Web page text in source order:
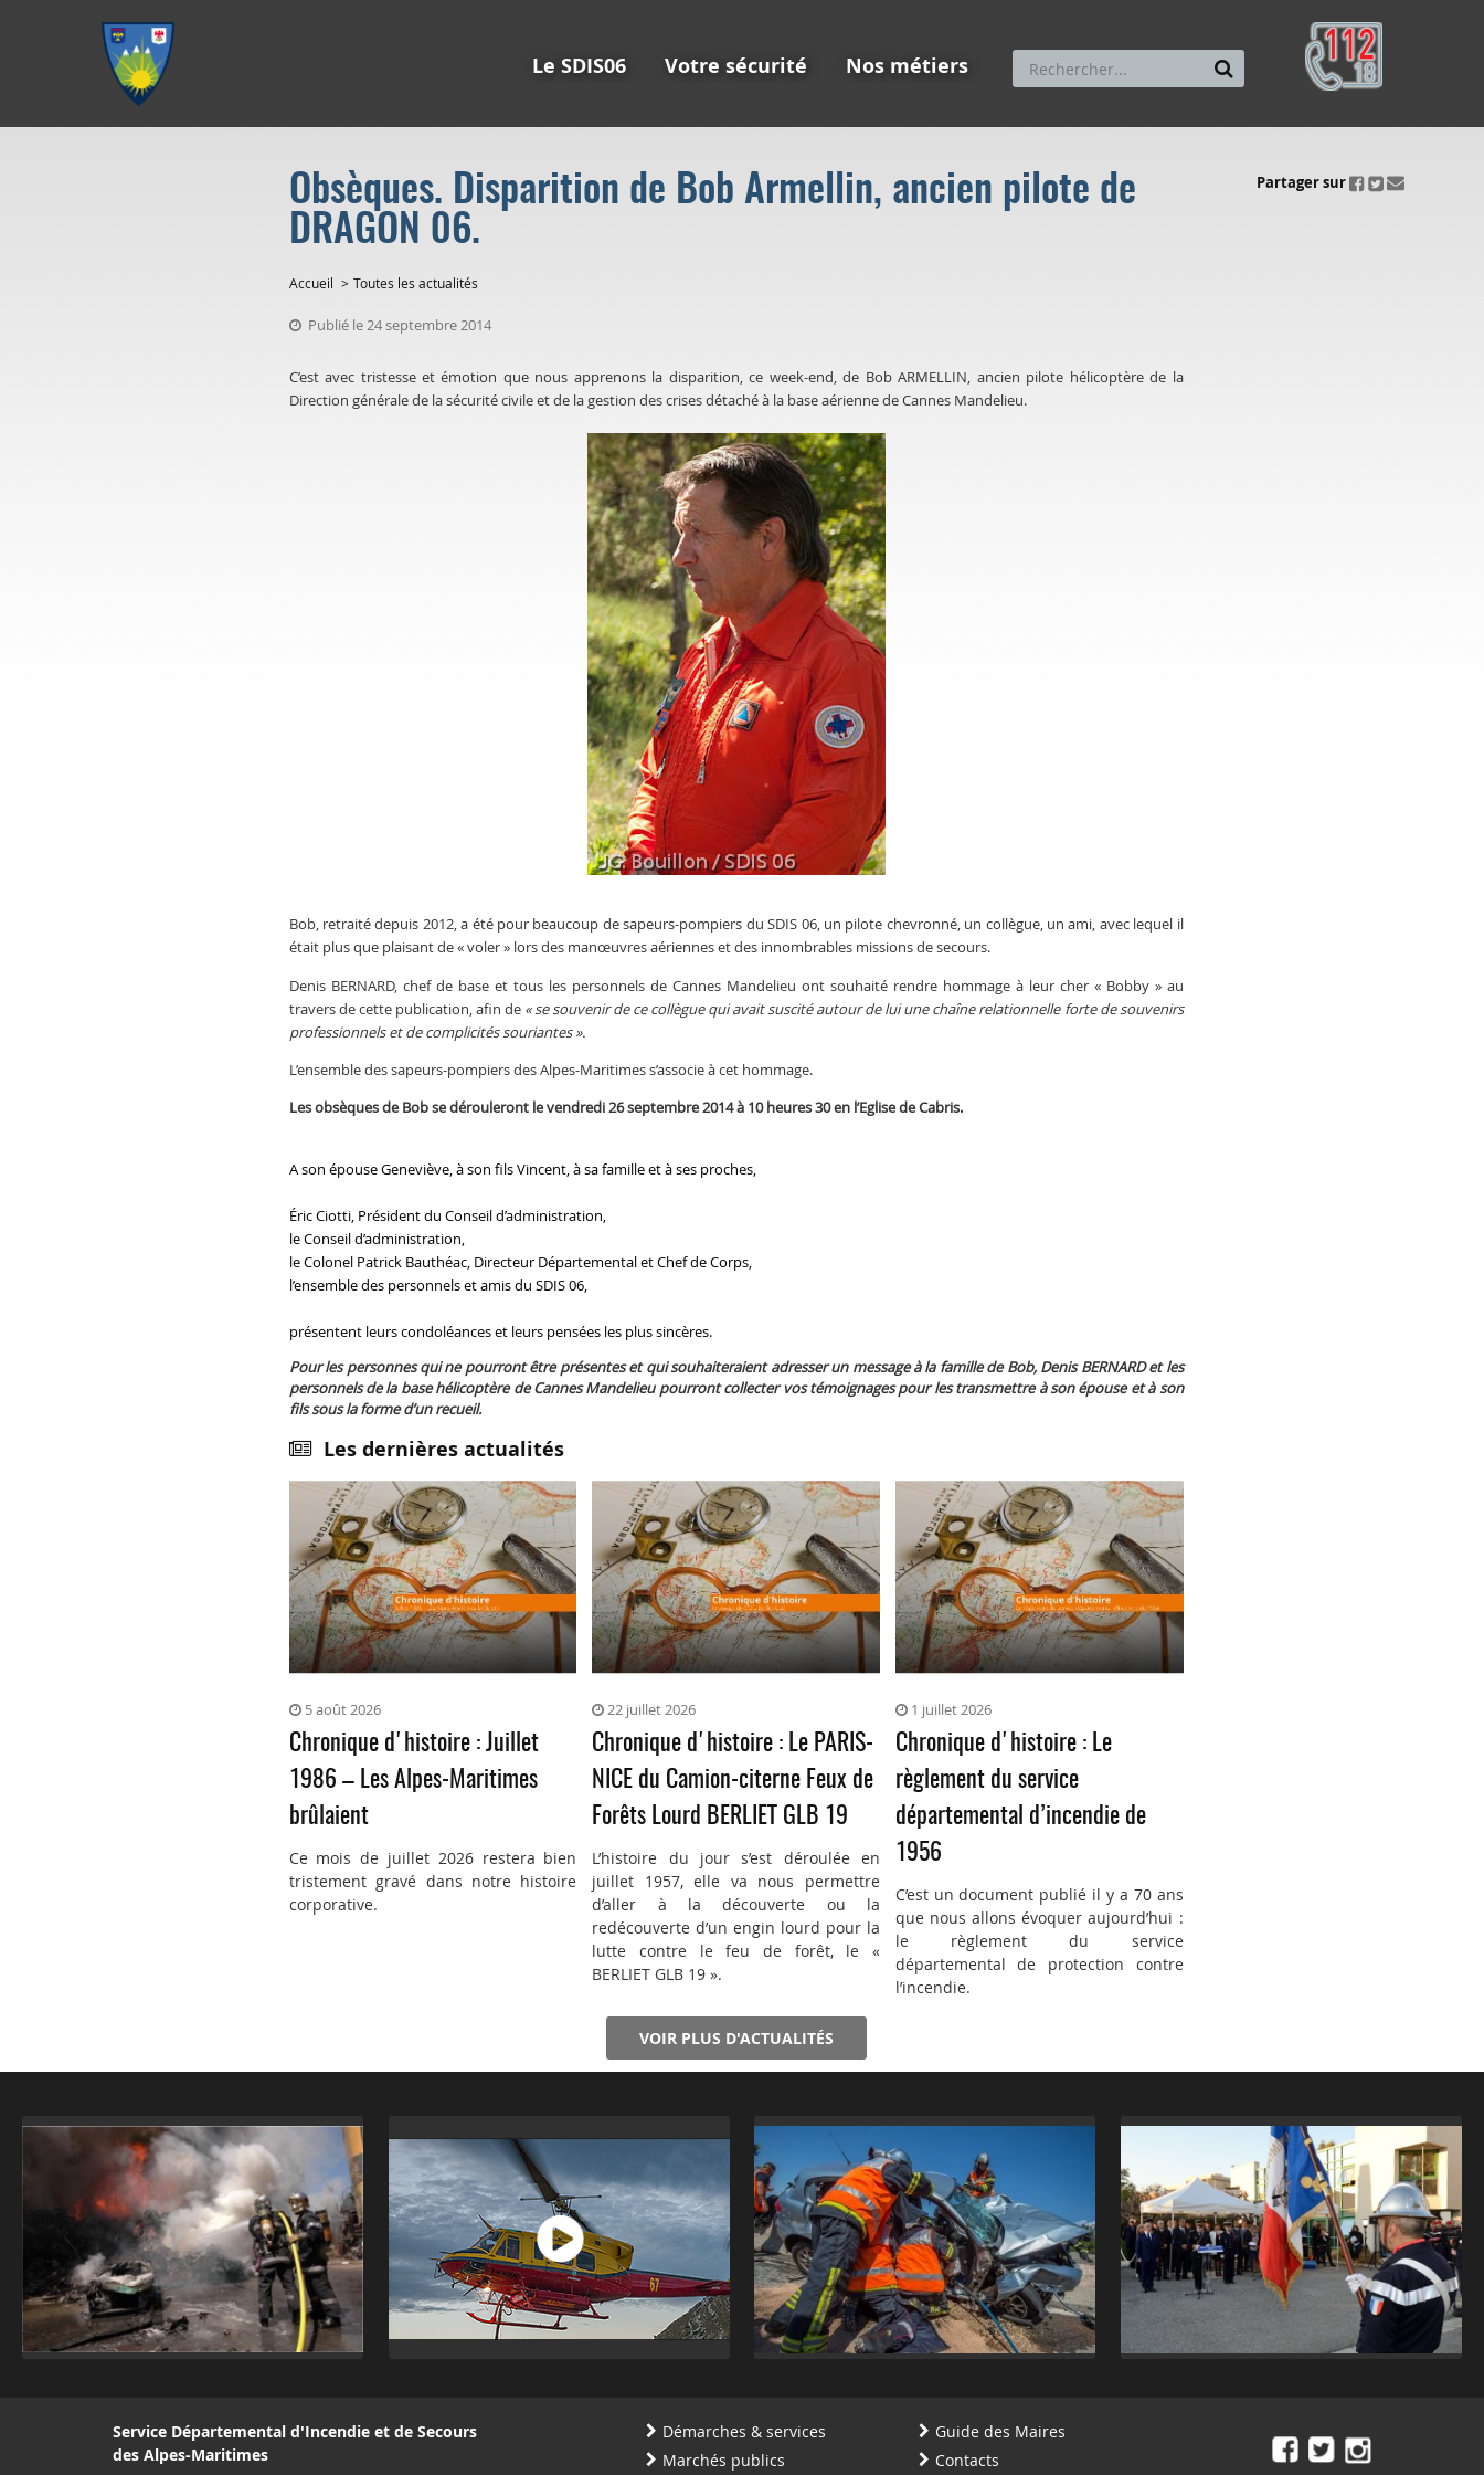
Le SDIS06 Votre sécurité Nos métiers
Obsèques. Disparition de Bob Armellin, ancien pilote de
DRAGON 06.
ui.fo.accessibility.echappement.partage
Partager sur
Accueil Toutes les actualités
Publié le 24 septembre 2014
C’est avec tristesse et émotion que nous apprenons la disparition, ce week-end, de Bob ARMELLIN, ancien pilote hélicoptère de la
Direction générale de la sécurité civile et de la gestion des crises détaché à la base aérienne de Cannes Mandelieu.
Bob, retraité depuis 2012, a été pour beaucoup de sapeurs-pompiers du SDIS 06, un pilote chevronné, un collègue, un ami, avec lequel il
était plus que plaisant de « voler » lors des manœuvres aériennes et des innombrables missions de secours.
Denis BERNARD, chef de base et tous les personnels de Cannes Mandelieu ont souhaité rendre hommage à leur cher « Bobby » au
travers de cette publication, afin de « se souvenir de ce collègue qui avait suscité autour de lui une chaîne relationnelle forte de souvenirs
professionnels et de complicités souriantes ».
L’ensemble des sapeurs-pompiers des Alpes-Maritimes s’associe à cet hommage.
Les obsèques de Bob se dérouleront le vendredi 26 septembre 2014 à 10 heures 30 en l’Eglise de Cabris.
A son épouse Geneviève, à son fils Vincent, à sa famille et à ses proches,
Éric Ciotti, Président du Conseil d’administration,
le Conseil d’administration,
le Colonel Patrick Bauthéac, Directeur Départemental et Chef de Corps,
l’ensemble des personnels et amis du SDIS 06,
présentent leurs condoléances et leurs pensées les plus sincères.
Pour les personnes qui ne pourront être présentes et qui souhaiteraient adresser un message à la famille de Bob, Denis BERNARD et les
personnels de la base hélicoptère de Cannes Mandelieu pourront collecter vos témoignages pour les transmettre à son épouse et à son
fils sous la forme d’un recueil.
Les dernières actualités
5 août 2026
Chronique d'histoire : Juillet
1986 – Les Alpes-Maritimes
brûlaient
Ce mois de juillet 2026 restera bien
tristement gravé dans notre histoire
corporative.
22 juillet 2026
Chronique d'histoire : Le PARIS-
NICE du Camion-citerne Feux de
Forêts Lourd BERLIET GLB 19
L’histoire du jour s’est déroulée en
juillet 1957, elle va nous permettre
d’aller à la découverte ou la
redécouverte d’un engin lourd pour la
lutte contre le feu de forêt, le «
BERLIET GLB 19 ».
1 juillet 2026
Chronique d'histoire : Le
règlement du service
départemental d’incendie de
1956
C’est un document publié il y a 70 ans
que nous allons évoquer aujourd’hui :
le règlement du service
départemental de protection contre
l’incendie.
VOIR PLUS D'ACTUALITÉS
Service Départemental d'Incendie et de Secours
des Alpes-Maritimes
Démarches & services
Marchés publics
Guide des Maires
Contacts